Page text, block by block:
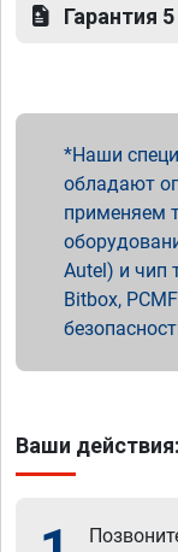
Гарантия
Наши
обладают
применяем
Autel) и чип
Bitbox,
Ваши действия: